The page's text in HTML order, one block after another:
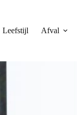
Leefstijl Afval